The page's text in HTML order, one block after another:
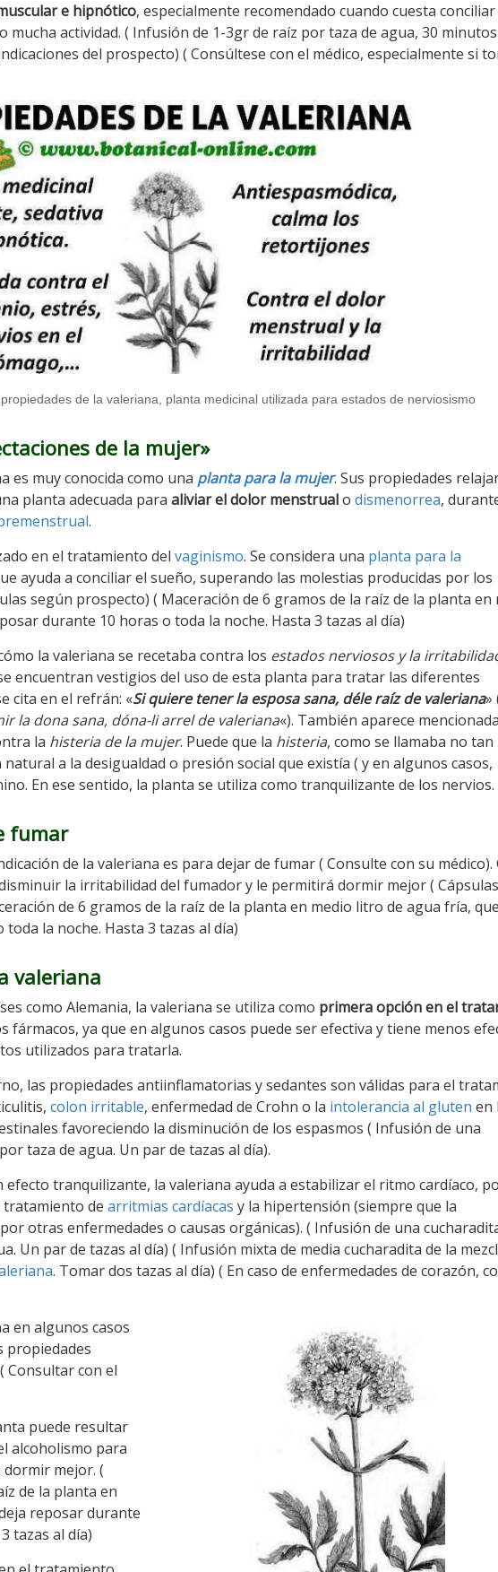
e hipnótico, especialmente recomendado cuando cuesta
mucha actividad. ( Infusión de 1-3gr de raíz por taza de agua, 30
del prospecto) ( Consúltese con el médico, especialmente si
de la valeriana, planta medicinal utilizada para estados de nerviosismo
de la mujer»
es muy conocida como una planta para la mujer. Sus propiedades
planta adecuada para aliviar el dolor menstrualo dismenorrea,
.
en el tratamiento del vaginismo. Se considera una planta para la
ayuda a conciliar el sueño, superando las molestias producidas por los
según prospecto) ( Maceración de 6 gramos de la raíz de la planta en
durante 10 horas o toda la noche. Hasta 3 tazas al día)
la valeriana se recetaba contra los estados nerviosos y la
encuentran vestigios del uso de esta planta para tratar las diferentes
cita en el refrán: «Si quiere tener la esposa sana, déle raíz de valeriana»
la dona sana, dóna-li arrel de valeriana«). También aparece
la histeria de la mujer. Puede que la histeria, como se llamaba no tan
a la desigualdad o presión social que existía ( y en algunos casos,
En ese sentido, la planta se utiliza como tranquilizante de los nervios.
fumar
de la valeriana es para dejar de fumar ( Consulte con su médico).
la irritabilidad del fumador y le permitirá dormir mejor (
de 6 gramos de la raíz de la planta en medio litro de agua fría,
la noche. Hasta 3 tazas al día)
valeriana
como Alemania, la valeriana se utiliza como primera opción en el
fármacos, ya que en algunos casos puede ser efectiva y tiene menos
utilizados para tratarla.
las propiedades antiinflamatorias y sedantes son válidas para el
colon irritable, enfermedad de Crohn o la intolerancia al gluten en
favoreciendo la disminución de los espasmos ( Infusión de una
taza de agua. Un par de tazas al día).
efecto tranquilizante, la valeriana ayuda a estabilizar el ritmo cardíaco,
tratamiento de arritmias cardíacas y la hipertensión (siempre que la
otras enfermedades o causas orgánicas). ( Infusión de una
Un par de tazas al día) ( Infusión mixta de media cucharadita de la
. Tomar dos tazas al día) ( En caso de enfermedades de corazón,
en algunos casos
propiedades
Consultar con el
puede resultar
alcoholismo para
dormir mejor. (
de la planta en
reposar durante
tazas al día)